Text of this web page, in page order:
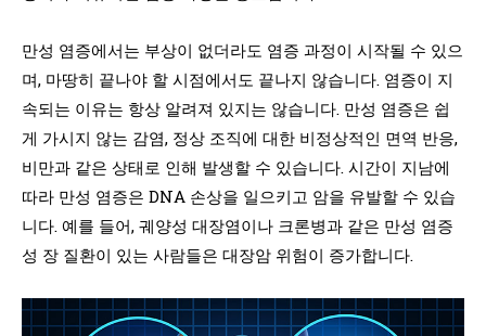
만성 염증에서는 부상이 없더라도 염증 과정이 시작될 수 있으
며, 마땅히 끝나야 할 시점에서도 끝나지 않습니다. 염증이 지
속되는 이유는 항상 알려져 있지는 않습니다. 만성 염증은 쉽
게 가시지 않는 감염, 정상 조직에 대한 비정상적인 면역 반응,
비만과 같은 상태로 인해 발생할 수 있습니다. 시간이 지남에
따라 만성 염증은 DNA 손상을 일으키고 암을 유발할 수 있습
니다. 예를 들어, 궤양성 대장염이나 크론병과 같은 만성 염증
성 장 질환이 있는 사람들은 대장암 위험이 증가합니다.